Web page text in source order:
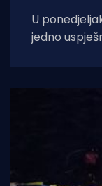
U
jedno